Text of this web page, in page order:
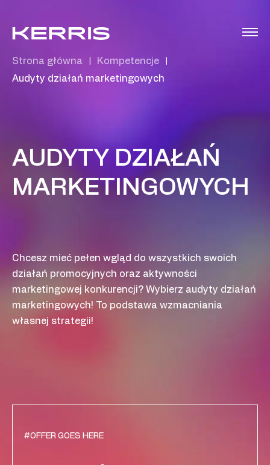
Strona główna Kompetencje
Audyty działań marketingowych
AUDYTY DZIAŁAŃ
MARKETINGOWYCH
Chcesz mieć pełen wgląd do wszystkich swoich
działań promocyjnych oraz aktywności
marketingowej konkurencji? Wybierz audyty działań
marketingowych! To podstawa wzmacniania
własnej strategii!
#OFFER GOES HERE